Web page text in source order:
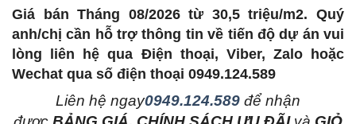
Giá bán Tháng 08/2026 từ 30,5 triệu/m2. Quý
anh/chị cần hỗ trợ thông tin về tiến độ dự án vui
lòng liên hệ qua Điện thoại, Viber, Zalo hoặc
Wechat qua số điện thoại 0949.124.589
Liên hệ ngay0949.124.589 để nhận